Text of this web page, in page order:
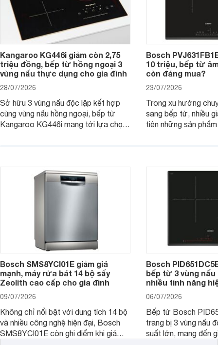
Kangaroo KG446i giảm còn 2,75
triệu đồng, bếp từ hồng ngoại 3
vùng nấu thực dụng cho gia đình
28/07/2026
Sở hữu 3 vùng nấu độc lập kết hợp
cùng vùng nấu hồng ngoại, bếp từ
Kangaroo KG446i mang tới lựa chọn
nhiều cửa hàng, đại lý.
Bosch
10 triệu, bếp từ
còn đáng mua?
23/07/2026
Trong xu hướng
sang bếp từ, nhiều
tiên những sản
mẫu bếp đáp ứng
Bosch SMS8YCI01E giảm giá
mạnh, máy rửa bát 14 bộ sấy
Zeolith cao cấp cho gia đình
09/07/2026
Không chỉ nổi bật với dung tích 14 bộ
và nhiều công nghệ hiện đại, Bosch
SMS8YCI01E còn ghi điểm khi giá
Bosch
bếp từ 3 vùng
nhiều tính năng
06/07/2026
Bếp từ Bosch
trang bị 3 vùng nấu
suất lớn, mang đến